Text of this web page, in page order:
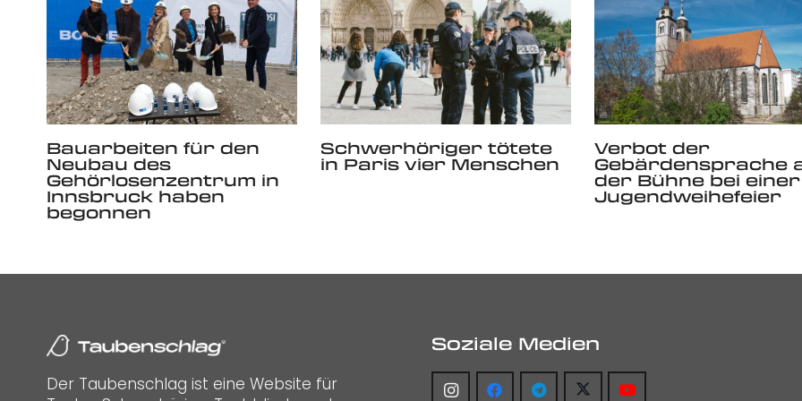
Bauarbeiten für den
Neubau des
Gehörlosenzentrum in
Innsbruck haben
begonnen
Schwerhöriger tötete
in Paris vier Menschen
Verbot der
Gebärdensprache
der Bühne bei einer
Jugendweihefeier
Der Taubenschlag ist eine Website für
Soziale Medien